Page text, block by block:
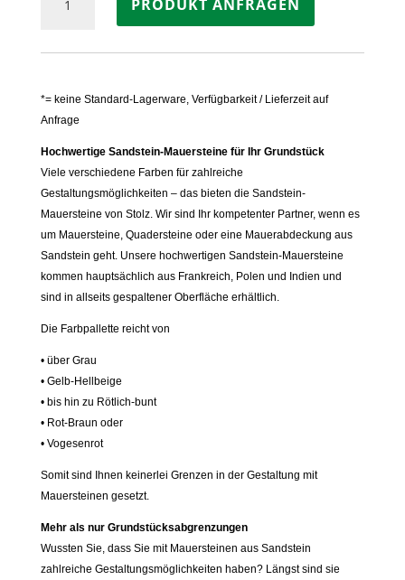
Sandstein
Menge
PRODUKT ANFRAGEN
*= keine Standard-Lagerware, Verfügbarkeit / Lieferzeit auf
Anfrage
Hochwertige Sandstein-Mauersteine für Ihr Grundstück
Viele verschiedene Farben für zahlreiche
Gestaltungsmöglichkeiten – das bieten die Sandstein-
Mauersteine von Stolz. Wir sind Ihr kompetenter Partner, wenn es
um Mauersteine, Quadersteine oder eine Mauerabdeckung aus
Sandstein geht. Unsere hochwertigen Sandstein-Mauersteine
kommen hauptsächlich aus Frankreich, Polen und Indien und
sind in allseits gespaltener Oberfläche erhältlich.
Die Farbpallette reicht von
• über Grau
• Gelb-Hellbeige
• bis hin zu Rötlich-bunt
• Rot-Braun oder
• Vogesenrot
Somit sind Ihnen keinerlei Grenzen in der Gestaltung mit
Mauersteinen gesetzt.
Mehr als nur Grundstücksabgrenzungen
Wussten Sie, dass Sie mit Mauersteinen aus Sandstein
zahlreiche Gestaltungsmöglichkeiten haben? Längst sind sie